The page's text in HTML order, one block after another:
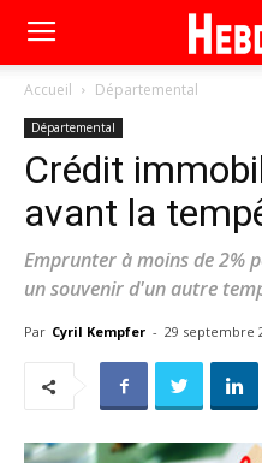
Accueil Départemental
Départemental
Crédit
avant la
Emprunter à moins de 2%
un souvenir d'un autre
Par Cyril Kempfer - 29 septembre